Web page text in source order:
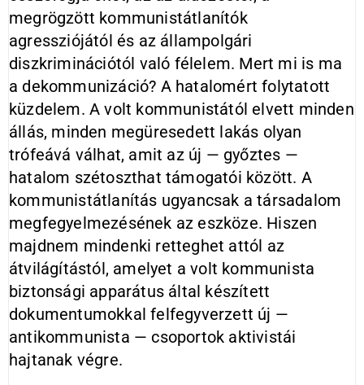
megrögzött kommunistátlanítók
agressziójától és az állampolgári
diszkriminációtól való félelem. Mert mi is ma
a dekommunizáció? A hatalo­mért folytatott
küzdelem. A volt kommunistától elvett minden
állás, minden megüresedett lakás olyan
trófeává válhat, amit az új — győztes —
hatalom szétoszt­hat támogatói kö­zött. A
kommunistátlanítás ugyancsak a társadalom
megfegyelmezésének az eszköze. Hi­szen
majdnem mindenki retteghet at­tól az
átvilágítástól, amelyet a volt kommunista
biztonsági apparátus ál­tal készített
dokumentumokkal fel­fegyverzett új —
antikommunista — cso­portok aktivistái
hajtanak végre.